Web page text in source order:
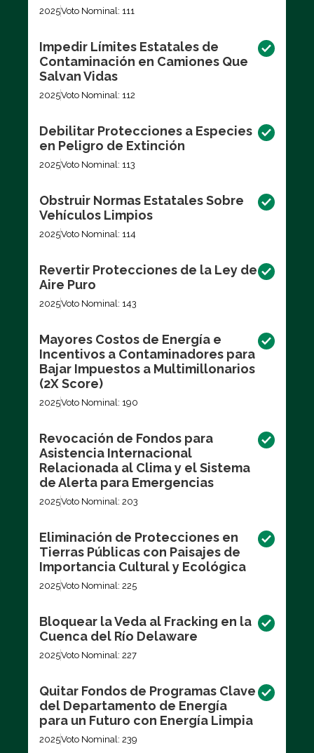
2025Voto Nominal: 111
Impedir Límites Estatales de
Contaminación en Camiones Que
Salvan Vidas
2025Voto Nominal: 112
Debilitar Protecciones a Especies
en Peligro de Extinción
2025Voto Nominal: 113
Obstruir Normas Estatales Sobre
Vehículos Limpios
2025Voto Nominal: 114
Revertir Protecciones de la Ley de
Aire Puro
2025Voto Nominal: 143
Mayores Costos de Energía e
Incentivos a Contaminadores para
Bajar Impuestos a Multimillonarios
(2X Score)
2025Voto Nominal: 190
Revocación de Fondos para
Asistencia Internacional
Relacionada al Clima y el Sistema
de Alerta para Emergencias
2025Voto Nominal: 203
Eliminación de Protecciones en
Tierras Públicas con Paisajes de
Importancia Cultural y Ecológica
2025Voto Nominal: 225
Bloquear la Veda al Fracking en la
Cuenca del Río Delaware
2025Voto Nominal: 227
Quitar Fondos de Programas Clave
del Departamento de Energía
para un Futuro con Energía Limpia
2025Voto Nominal: 239